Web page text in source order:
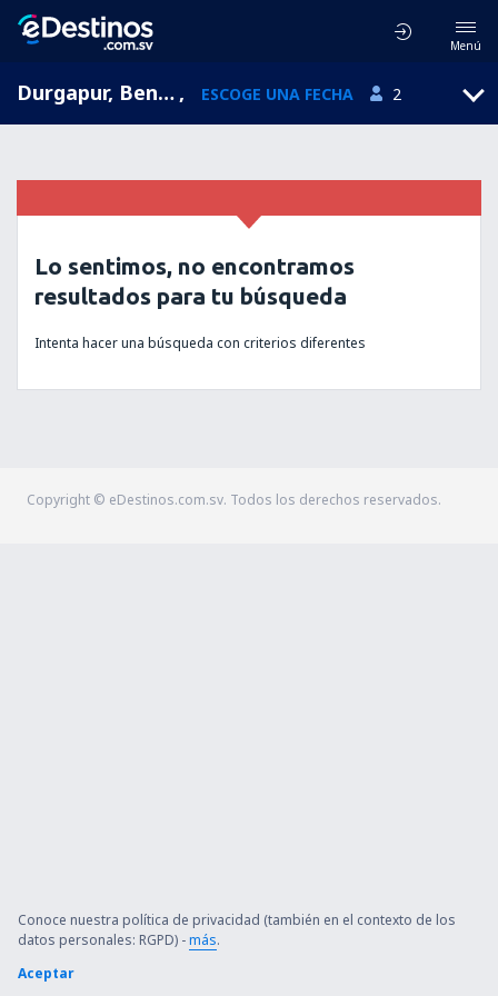
Menú
Durgapur, Bengala Occidental, India , ESCOGE UNA FECHA 2
Lo sentimos, no encontramos
resultados para tu búsqueda
Intenta hacer una búsqueda con criterios diferentes
Copyright © eDestinos.com.sv. Todos los derechos reservados.
Conoce nuestra política de privacidad (también en el contexto de los
datos personales: RGPD) -más.
Aceptar